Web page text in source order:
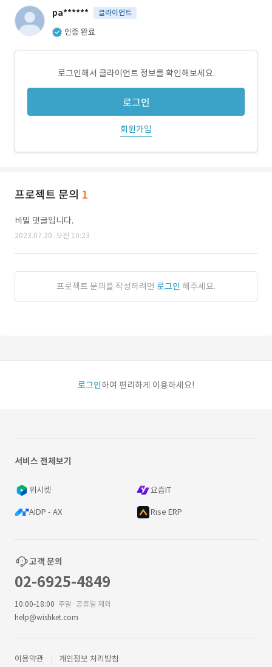
pa****** 클라이언트
인증 완료
로그인해서 클라이언트 정보를 확인해보세요.
로그인
회원가입
프로젝트 문의 1
비밀 댓글입니다.
2023.07.20. 오전 10:23
프로젝트 문의를 작성하려면 로그인 해주세요.
로그인하여 편리하게 이용하세요!
서비스 전체보기
위시켓 요즘IT
AIDP - AX Rise ERP
고객 문의
02-6925-4849
10:00-18:00 주말·공휴일 제외
help@wishket.com
이용약관 개인정보 처리방침